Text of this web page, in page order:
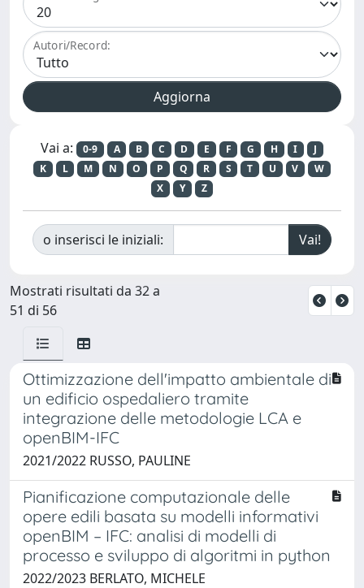
Autori/Record:
Vai a: 0-9 A B C D E F G H I
J
K
L M N O P Q R S T U V
W
X
Y Z
o inserisci le iniziali:
Mostrati risultati da 32 a
51 di 56
Ottimizzazione dell'impatto ambientale di
un edificio ospedaliero tramite
integrazione delle metodologie LCA e
openBIM-IFC
2021/2022 RUSSO, PAULINE
Pianificazione computazionale delle
opere edili basata su modelli informativi
openBIM – IFC: analisi di modelli di
processo e sviluppo di algoritmi in python
2022/2023 BERLATO, MICHELE